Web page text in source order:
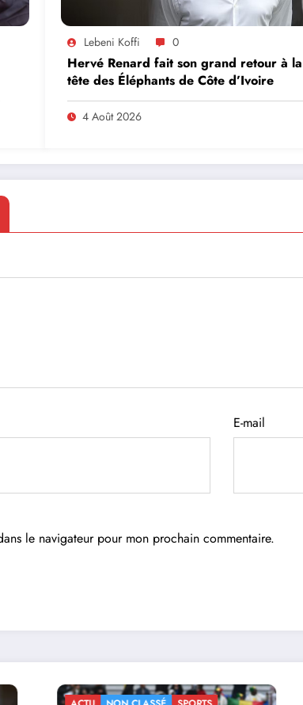
Lebeni Koffi 0
Hervé Renard fait son grand retour à la
tête des Éléphants de Côte d’Ivoire
4 Août 2026
E-mail
le navigateur pour mon prochain commentaire.